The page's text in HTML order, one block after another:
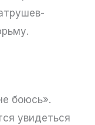
боюсь».
увидеться